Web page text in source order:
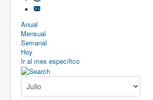
Calendario
Asociarse
Como llegar
Descargas
Anual
Mensual
Semanal
Hoy
Ir al mes específico